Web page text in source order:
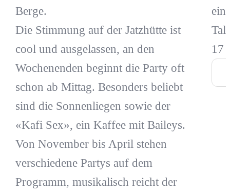
Berge.
Die Stimmung auf der Jatzhütte ist
cool und ausgelassen, an den
Wochenenden beginnt die Party oft
schon ab Mittag. Besonders beliebt
sind die Sonnenliegen sowie der
«Kafi Sex», ein Kaffee mit Baileys.
Von November bis April stehen
verschiedene Partys auf dem
Programm, musikalisch reicht der
17